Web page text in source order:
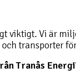
viktigt. Vi är
transporter
Tranås